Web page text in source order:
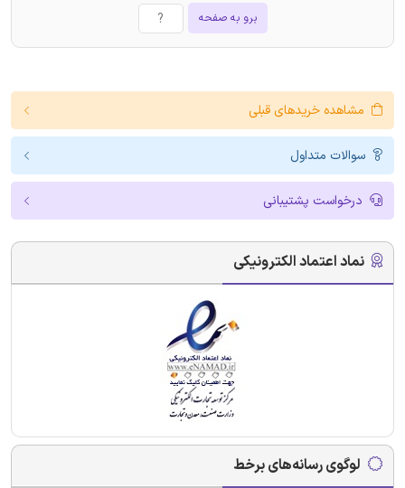
برو به صفحه
مشاهده خریدهای قبلی
سوالات متداول
درخواست پشتیبانی
نماد اعتماد الکترونیکی
لوگوی رسانه‌های برخط